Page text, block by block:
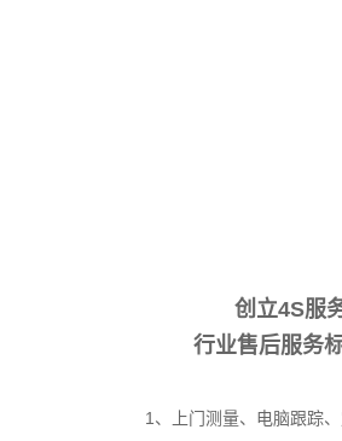
创立4S服
行业售后服务
1、上门测量、电脑跟踪